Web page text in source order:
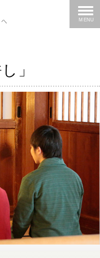
MENU
」